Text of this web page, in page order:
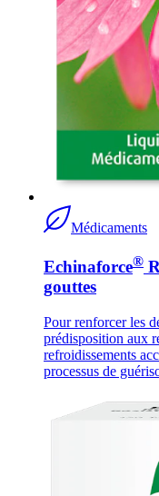
Médicaments
Echinaforce®
gouttes
Pour renforcer les
prédisposition aux
refroidissements
processus de